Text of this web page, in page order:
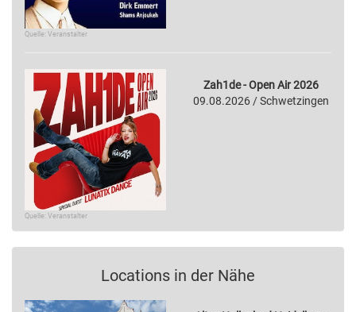
Quelle: Veranstalter
Quelle: Veranstalter
Zah1de - Open Air 2026
09.08.2026 / Schwetzingen
Locations in der Nähe